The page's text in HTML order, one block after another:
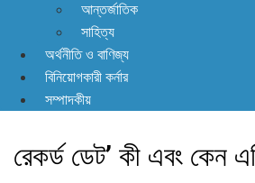
আন্তর্জাতিক
সাহিত্য
অর্থনীতি ও বাণিজ্য
বিনিয়োগকারী কর্নার
সম্পাদকীয়
রেকর্ড ডেট’ কী এবং কেন